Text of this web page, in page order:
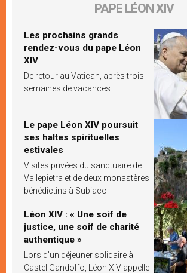
PAPE LÉON XIV
Les prochains grands
rendez-vous du pape Léon
XIV
De retour au Vatican, après trois
semaines de vacances
Le pape Léon XIV poursuit
ses haltes spirituelles
estivales
Visites privées du sanctuaire de
Vallepietra et de deux monastères
bénédictins à Subiaco
Léon XIV : « Une soif de
justice, une soif de charité
authentique »
Lors d’un déjeuner solidaire à
Castel Gandolfo, Léon XIV appelle